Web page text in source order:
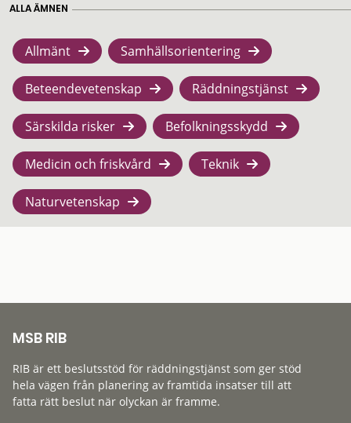
ALLA ÄMNEN
Allmänt Samhällsorientering
Beteendevetenskap Räddningstjänst
Särskilda risker Befolkningsskydd
Medicin och friskvård Teknik
Naturvetenskap
MSB RIB
RIB är ett beslutsstöd för räddningstjänst som ger stöd
hela vägen från planering av framtida insatser till att
fatta rätt beslut när olyckan är framme.